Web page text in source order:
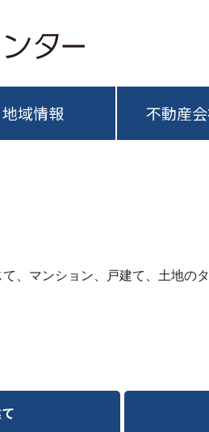
地域情報 不動産
、マンション、戸建て、土地の